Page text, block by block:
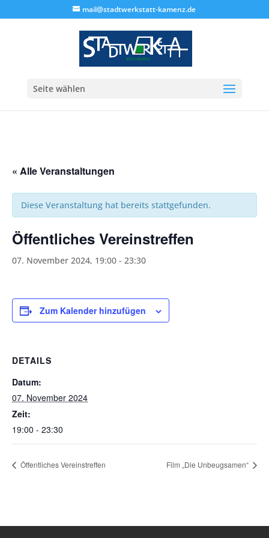
mail@stadtwerkstatt-kamenz.de
Seite wählen
« Alle Veranstaltungen
Diese Veranstaltung hat bereits stattgefunden.
Öffentliches Vereinstreffen
07. November 2024, 19:00 - 23:30
Zum Kalender hinzufügen
DETAILS
Datum:
07. November 2024
Zeit:
19:00 - 23:30
Öffentliches Vereinstreffen Film „Die Unbeugsamen“